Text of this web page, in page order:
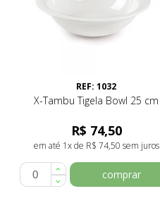
REF: 1032
X-Tambu Tigela Bowl 25 cm
R$ 74,50
em até 1x de R$ 74,50 sem juros
comprar